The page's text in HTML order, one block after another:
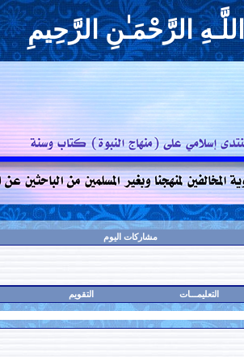
الرَّحْمَـٰنِ الرَّحِيمِ
مشاركات اليوم
التعليمـــات التقويم